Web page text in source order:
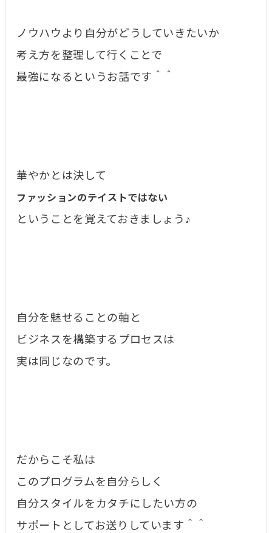
ノウハウより自分がどうしていきたいか
考え方を整理して行くことで
最強になるというお話です＾＾
華やかとは決して
ファッションのテイストではない
ということを覚えておきましょう♪
自分を魅せることの軸と
ビジネスを構築するプロセスは
実は同じなのです。
だからこそ私は
このプログラムを自分らしく
自分スタイルをカタチにしたい方の
サポートとしてお送りしています＾＾